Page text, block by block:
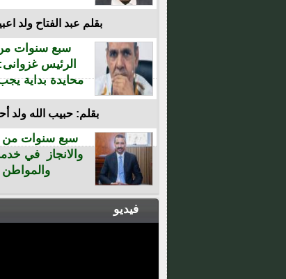
بقلم عبد الفتاح ولد
سبع سنوات
الرئيس
محايدة بداية
بقلم: حبيب الله ولد
سبع سنوات من
والانجاز في
فيديو